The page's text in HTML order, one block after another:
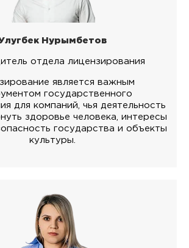
Нурымбетов
отдела лицензирования
является важным
государственного
для компаний, чья деятельность
здоровье человека, интересы
государства и объекты
культуры.